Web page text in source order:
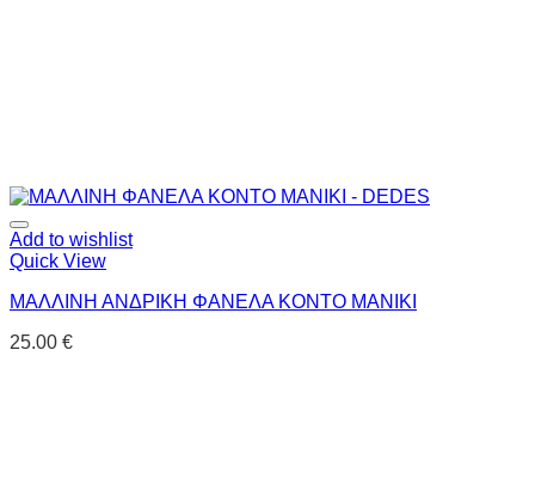
Add to wishlist
Quick View
ΜΑΛΛΙΝΗ ΑΝΔΡΙΚΗ ΦΑΝΕΛΑ ΚΟΝΤΟ ΜΑΝΙΚΙ
25.00 €